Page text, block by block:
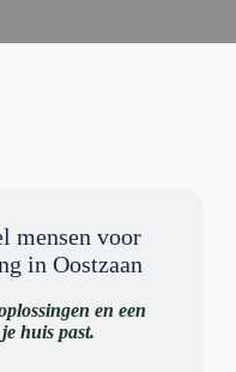
mensen voor
in Oostzaan
en een
huis past.